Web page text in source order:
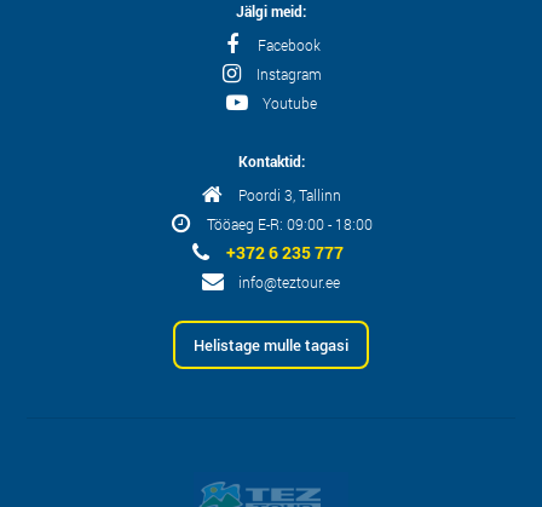
Jälgi meid:
Facebook
Instagram
Youtube
Kontaktid:
Poordi 3, Tallinn
Tööaeg E-R: 09:00 - 18:00
+372 6 235 777
info@teztour.ee
Helistage mulle tagasi